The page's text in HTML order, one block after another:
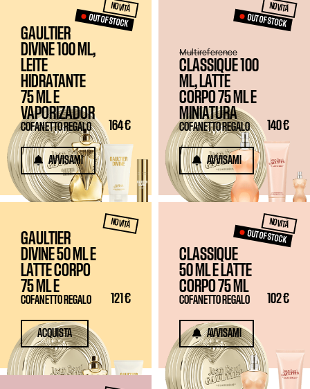
NOVITÀ
OUT OF STOCK
GAULTIER
DIVINE 100 ML,
LEITE
HIDRATANTE
75 MLE
VAPORIZADOR
COFANETTO REGALO 164 €
AVVISAMI
NOVITÀ
OUT OF STOCK
CLASSIQUE 100
ML, LATTE
CORPO75 MLE
MINIATURA
COFANETTO REGALO 140 €
Multireference
AVVISAMI
NOVITÀ
GAULTIER
DIVINE50 MLE
LATTE CORPO
75 MLE
COFANETTO REGALO 121 €
ACQUISTA
NOVITÀ
OUT OF STOCK
CLASSIQUE
50 MLE LATTE
CORPO75 ML
COFANETTO REGALO 102 €
AVVISAMI